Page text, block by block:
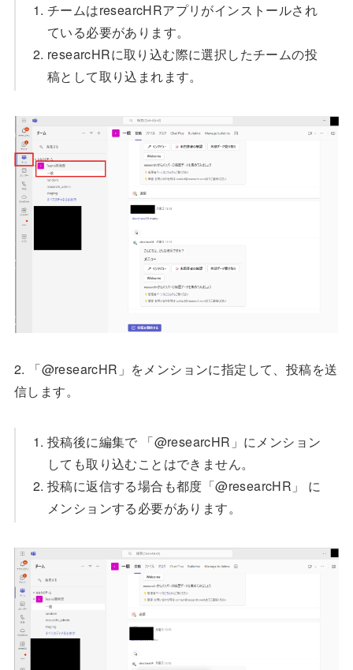
チームはresearcHRアプリがインストールされ
ている必要があります。
researcHRに取り込む際に選択したチームの投
稿として取り込まれます。
2. 「@researcHR」をメンションに指定して、投稿を送
信します。
投稿後に編集で 「@researcHR」にメンション
しても取り込むことはできません。
投稿に返信する場合も都度「@researcHR」 に
メンションする必要があります。